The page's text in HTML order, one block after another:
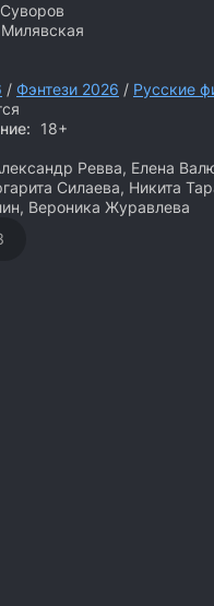
/ Фэнтези 2026 / Русские
18+
Ревва, Елена
Силаева, Никита
Вероника Журавлева